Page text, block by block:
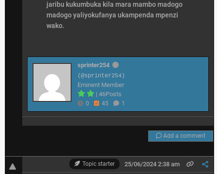
jaribu kukumbuka kila mara mambo madogo
madogo yaliyokufanya ukampenda mpenzi
wako.
sprinter254
(@sprinter254)
Eminent Member
| 46Posts
0 45 1
Add a comment
25/06/2024 2:38 am
Topic starter